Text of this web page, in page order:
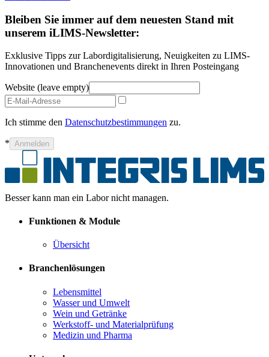
Bleiben Sie immer auf dem neuesten Stand mit
unserem iLIMS-Newsletter:
Exklusive Tipps zur Labordigitalisierung, Neuigkeiten zu LIMS-
Innovationen und Branchenevents direkt in Ihren Posteingang
Website (leave empty)
Ich stimme den Datenschutzbestimmungen zu.
* Anmelden
Besser kann man ein Labor nicht managen.
Funktionen & Module
Übersicht
Branchenlösungen
Lebensmittel
Wasser und Umwelt
Wein und Getränke
Werkstoff- und Materialprüfung
Medizin und Pharma